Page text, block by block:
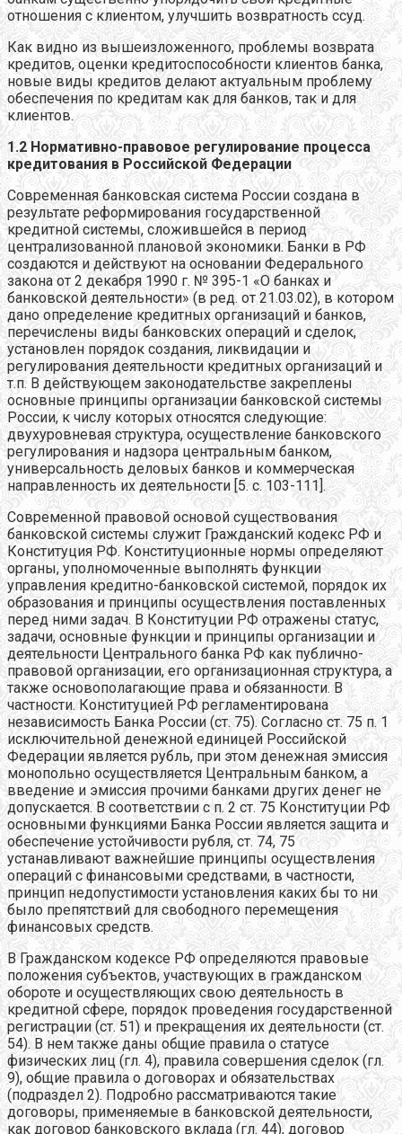
отношения с клиентом, улучшить возвратность ссуд.
Как видно из вышеизложенного, проблемы возврата
кредитов, оценки кредитоспособности клиентов банка,
новые виды кредитов делают актуальным проблему
обеспечения по кредитам как для банков, так и для
клиентов.
1.2 Нормативно-правовое регулирование процесса
кредитования в Российской Федерации
Современная банковская система России создана в
результате реформирования государственной
кредитной системы, сложившейся в период
централизованной плановой экономики. Банки в РФ
создаются и действуют на основании Федерального
закона от 2 декабря 1990 г. № 395-1 «О банках и
банковской деятельности» (в ред. от 21.03.02), в котором
дано определение кредитных организаций и банков,
перечислены виды банковских операций и сделок,
установлен порядок создания, ликвидации и
регулирования деятельности кредитных организаций и
т.п. В действующем законодательстве закреплены
основные принципы организации банковской системы
России, к числу которых относятся следующие:
двухуровневая структура, осуществление банковского
регулирования и надзора центральным банком,
универсальность деловых банков и коммерческая
направленность их деятельности [5. с. 103-111].
Современной правовой основой существования
банковской системы служит Гражданский кодекс РФ и
Конституция РФ. Конституционные нормы определяют
органы, уполномоченные выполнять функции
управления кредитно-банковской системой, порядок их
образования и принципы осуществления поставленных
перед ними задач. В Конституции РФ отражены статус,
задачи, основные функции и принципы организации и
деятельности Центрального банка РФ как публично-
правовой организации, его организационная структура, а
также основополагающие права и обязанности. В
частности. Конституцией РФ регламентирована
независимость Банка России (ст. 75). Согласно ст. 75 п. 1
исключительной денежной единицей Российской
Федерации является рубль, при этом денежная эмиссия
монопольно осуществляется Центральным банком, а
введение и эмиссия прочими банками других денег не
допускается. В соответствии с п. 2 ст. 75 Конституции РФ
основными функциями Банка России является защита и
обеспечение устойчивости рубля, ст. 74, 75
устанавливают важнейшие принципы осуществления
операций с финансовыми средствами, в частности,
принцип недопустимости установления каких бы то ни
было препятствий для свободного перемещения
финансовых средств.
В Гражданском кодексе РФ определяются правовые
положения субъектов, участвующих в гражданском
обороте и осуществляющих свою деятельность в
кредитной сфере, порядок проведения государственной
регистрации (ст. 51) и прекращения их деятельности (ст.
54). В нем также даны общие правила о статусе
физических лиц (гл. 4), правила совершения сделок (гл.
9), общие правила о договорах и обязательствах
(подраздел 2). Подробно рассматриваются такие
договоры, применяемые в банковской деятельности,
как договор банковского вклада (гл. 44), договор